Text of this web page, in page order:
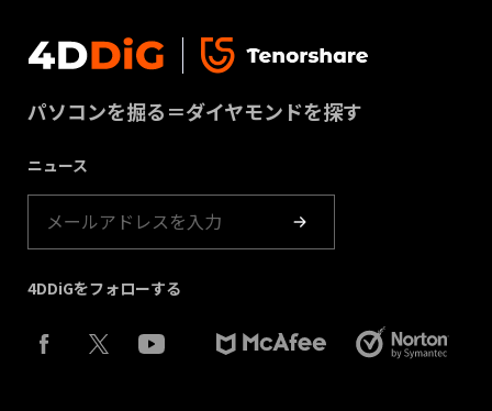
Windowsバックアップツール
動画修復
利用規約
クッキーポリシー（更新）
お問い合わせ
製品ガイド
パソコンを掘る＝ダイヤモンドを探す
ニュース
4DDiGをフォローする